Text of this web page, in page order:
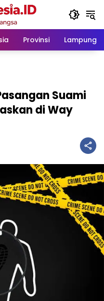
Provinsi Lampung
Suami
di Way